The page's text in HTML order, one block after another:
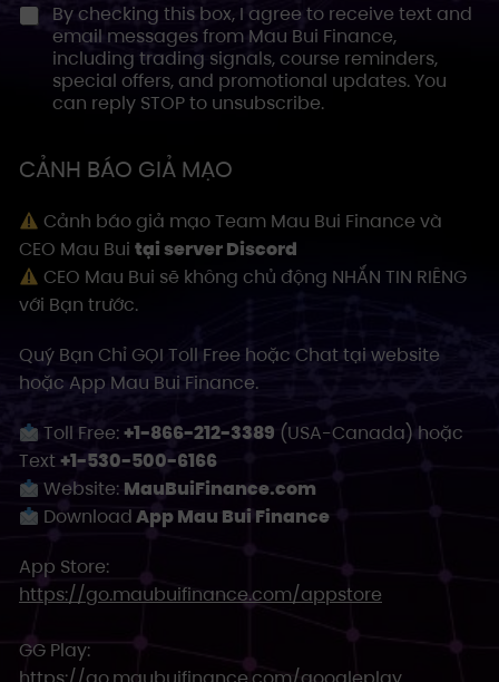
a
e
s
+
1
By checking this box, I agree to receive text and
email messages from Mau Bui Finance,
including trading signals, course reminders,
special offers, and promotional updates. You
can reply STOP to unsubscribe.
CẢNH BÁO GIẢ MẠO
Cảnh báo giả mạo Team Mau Bui Finance và
CEO Mau Bui tại server Discord
CEO Mau Bui sẽ không chủ động NHẮN TIN RIÊNG
với Bạn trước.
Quý Bạn Chỉ GỌI Toll Free hoặc Chat tại website
hoặc App Mau Bui Finance.
Toll Free:+1-866-212-3389 (USA-Canada) hoặc
Text+1-530-500-6166
Website: MauBuiFinance.com
DownloadApp Mau Bui Finance
App Store:
https://go.maubuifinance.com/appstore
GG Play: